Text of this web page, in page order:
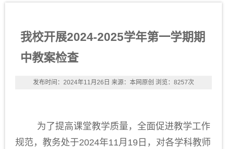
我校开展2024-2025学年第一学期期
中教案检查
发布时间：2024年11月26日 来源：本网原创 浏览：8257次
为了提高课堂教学质量，全面促进教学工作
规范，教务处于2024年11月 19 日，对各学科教师